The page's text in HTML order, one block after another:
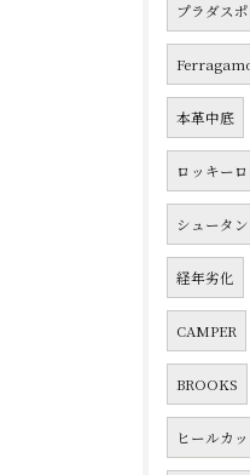
プラダス
本革中底
ロッキー
シュータン
経年劣化
CAMPER
BROOKS
ヒールカ